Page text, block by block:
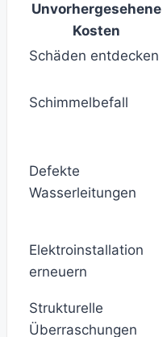
Unvorhergesehene
Kosten
Schäden entdecken
Schimmelbefall
Defekte
Wasserleitungen
Elektroinstallation
erneuern
Strukturelle
Überraschungen